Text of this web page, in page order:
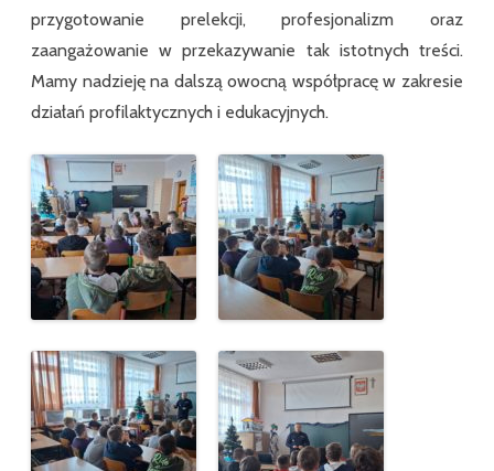
przygotowanie prelekcji, profesjonalizm oraz
zaangażowanie w przekazywanie tak istotnych treści.
Mamy nadzieję na dalszą owocną współpracę w zakresie
działań profilaktycznych i edukacyjnych.